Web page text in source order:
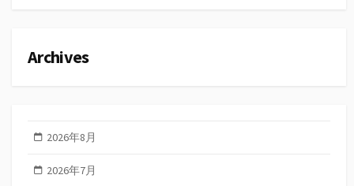
Archives
2026年8月
2026年7月